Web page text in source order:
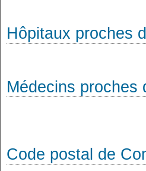
Hôpitaux proches
Médecins proches
Code postal de